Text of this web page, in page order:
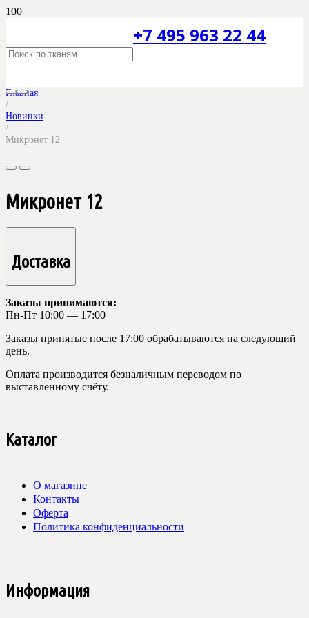
+7 495 963 22 44
Главная
/
Новинки
/
Микронет 12
Микронет 12
Доставка
Заказы принимаются:
Пн-Пт 10:00 — 17:00
Заказы принятые после 17:00 обрабатываются на следующий
день.
Оплата производится безналичным переводом по
выставленному счёту.
Каталог
О магазине
Контакты
Оферта
Политика конфиденциальности
Информация